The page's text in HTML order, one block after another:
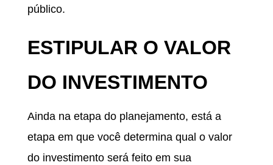
público.
ESTIPULAR O VALOR
DO INVESTIMENTO
Ainda na etapa do planejamento, está a
etapa em que você determina qual o valor
do investimento será feito em sua